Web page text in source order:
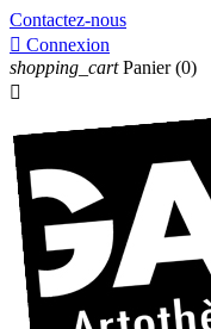
Contactez-nous
 Connexion
shopping_cart Panier (0)
